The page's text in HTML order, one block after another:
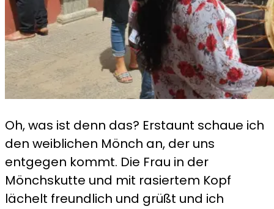
Oh, was ist denn das? Erstaunt schaue ich
den weiblichen Mönch an, der uns
entgegen kommt. Die Frau in der
Mönchskutte und mit rasiertem Kopf
lächelt freundlich und grüßt und ich